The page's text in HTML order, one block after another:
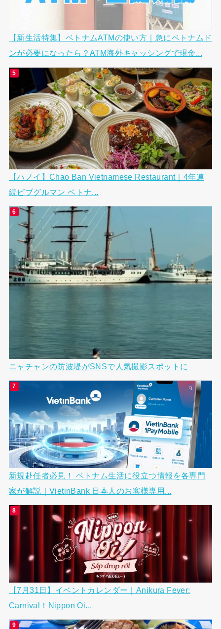
【新生活特集】ベトナムATMの使い方｜急にベトナムド
ンが必要になったら？ATM海外キャッシングで現金...
【ハノイ】Chao Ban Vietnamese Restaurant｜4年連
続ビブグルマン ベトナ...
ニャチャンの防波堤がSNSで人気撮影スポットに
新規赴任者必見！ ベトナム生活に役立つ情報を各専門
家が解説｜VietinBank 日本人のお客様専用...
【7月31日】イベントカレンダー｜Anikura Fever:
Carnival！Nippon Oi...